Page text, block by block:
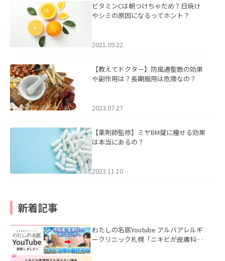
ビタミンCは朝つけちゃだめ？日焼け
やシミの原因になるってホント？
2021.09.22
【教えてドクター】防風通聖散の効果
や副作用は？長期服用は危険なの？
2023.07.27
【薬剤師監修】ミヤBM錠に痩せる効果
は本当にあるの？
2023.11.10
新着記事
わたしの名医Youtube アルバアレルギ
ークリニック札幌「ニキビが皮膚科で